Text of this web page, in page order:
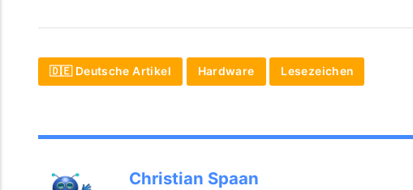
🇩🇪 Deutsche Artikel Hardware Lesezeichen
Christian Spaan